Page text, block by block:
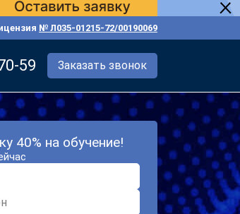
№ Л035-01215-72/00190069
59 Заказать звонок
40% на обучение!